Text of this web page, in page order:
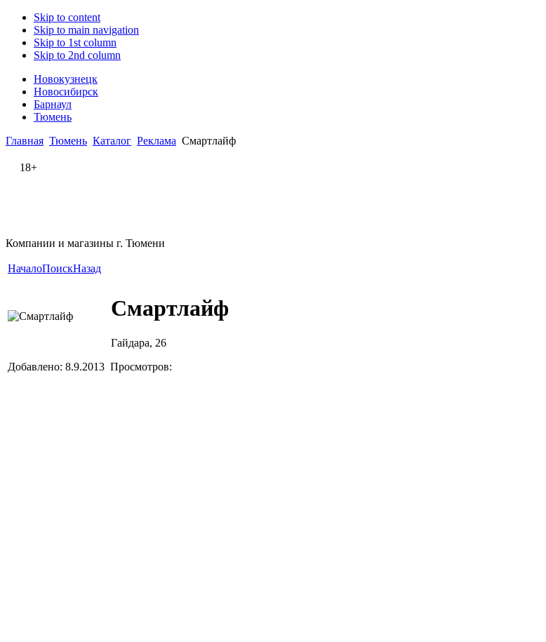
Skip to content
Skip to main navigation
Skip to 1st column
Skip to 2nd column
Новокузнецк
Новосибирск
Барнаул
Тюмень
Главная Тюмень Каталог Реклама Смартлайф
18+
Компании и магазины г. Тюмени
НачалоПоискНазад
Смартлайф
Гайдара, 26
Добавлено: 8.9.2013 Просмотров: